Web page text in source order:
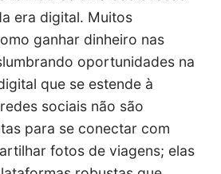
era digital. Muitos
ganhar dinheiro nas
oportunidades na
que se estende à
sociais não são
para se conectar com
fotos de viagens; elas